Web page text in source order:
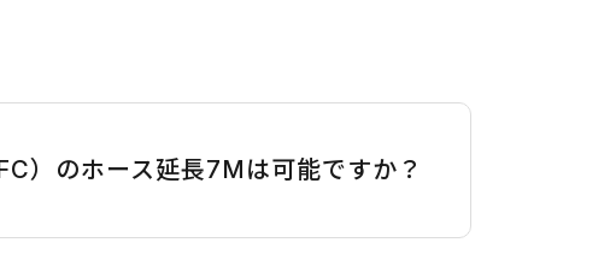
）のホース延長7Mは可能ですか？